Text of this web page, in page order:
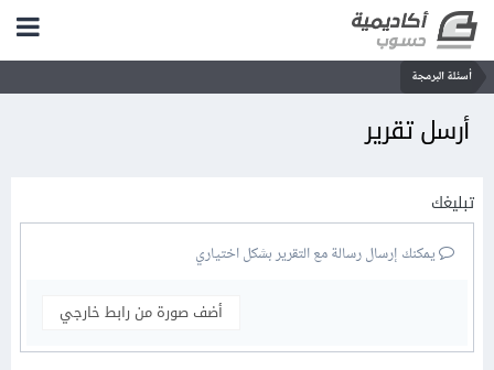
أسئلة البرمجة
أرسل تقرير
تبليغك
يمكنك إرسال رسالة مع التقرير بشكل اختياري
أضف صورة من رابط خارجي